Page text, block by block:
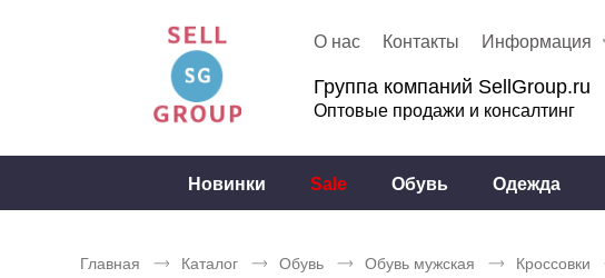
О нас Контакты Информация
Группа компаний SellGroup.ru
Оптовые продажи и консалтинг
Новинки Sale Обувь Одежда
Главная Каталог Обувь Обувь мужская Кроссовки